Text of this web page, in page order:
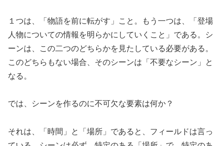
１つは、「物語を前に転がす」こと。もう一つは、「登場
人物についての情報を明らかにしていくこと」である。シ
ーンは、この二つのどちらかを見たしている必要がある。
このどちらもない場合、そのシーンは「不要なシーン」と
なる。
では、シーンを作るのに不可欠な要素は何か？
それは、「時間」と「場所」であると、フィールドは言っ